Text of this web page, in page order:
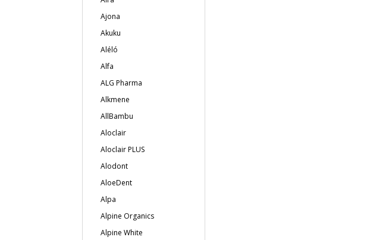
Ajona
Akuku
Aléló
Alfa
ALG Pharma
Alkmene
AllBambu
Aloclair
Aloclair PLUS
Alodont
AloeDent
Alpa
Alpine Organics
Alpine White